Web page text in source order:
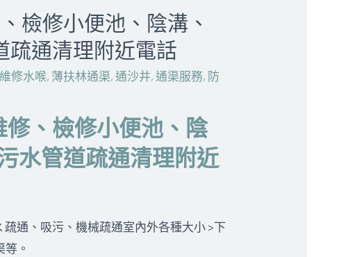
檢修小便池、陰溝、
疏通清理附近電話
維修水喉, 薄扶林通渠,通沙井,通渠服務, 防
、檢修小便池、陰
水管道疏通清理附近
通、吸污、機械疏通室內外各種大小 >下
。